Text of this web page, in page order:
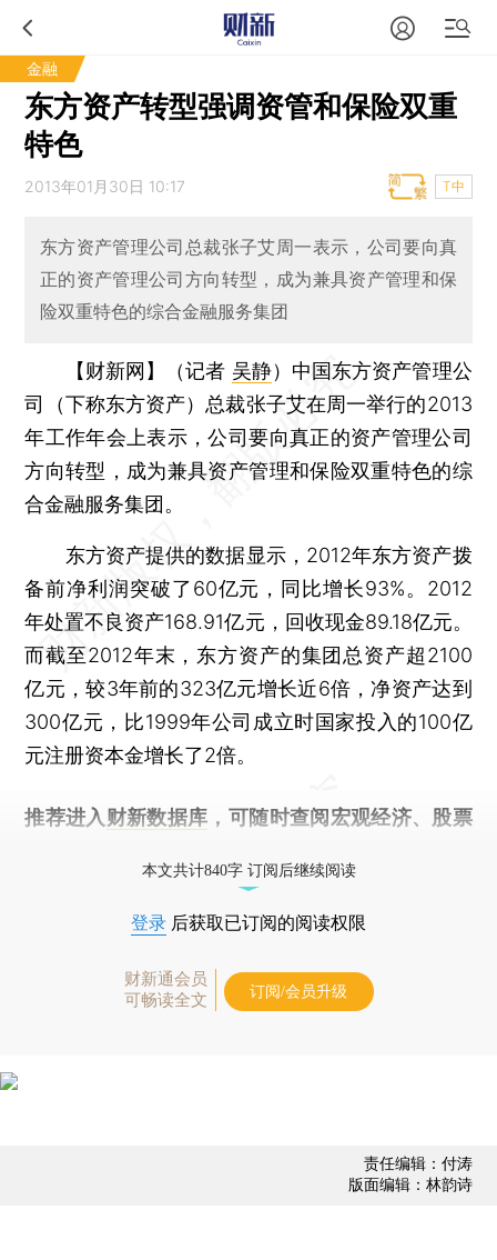
金融
东方资产转型强调资管和保险双重
特色
2013年01月30日 10:17 T中
东方资产管理公司总裁张子艾周一表示，公司要向真
正的资产管理公司方向转型，成为兼具资产管理和保
险双重特色的综合金融服务集团
【财新网】（记者 吴静） 中国东方资产管理公
司（下称东方资产）总裁张子艾在周一举行的2013
年工作年会上表示，公司要向真正的资产管理公司
方向转型，成为兼具资产管理和保险双重特色的综
合金融服务集团。
东方资产提供的数据显示，2012年东方资产拨
备前净利润突破了60亿元，同比增长93%。2012
年处置不良资产168.91亿元，回收现金89.18亿元。
而截至2012年末，东方资产的集团总资产超2100
亿元，较3年前的323亿元增长近6倍，净资产达到
300亿元，比1999年公司成立时国家投入的100亿
元注册资本金增长了2倍。
推荐进入 财新数据库 ，可随时查阅宏观经济、股票
本文共计840字 订阅后继续阅读
登录 后获取已订阅的阅读权限
财新通会员
可畅读全文
订阅/会员升级
责任编辑：付涛
版面编辑：林韵诗